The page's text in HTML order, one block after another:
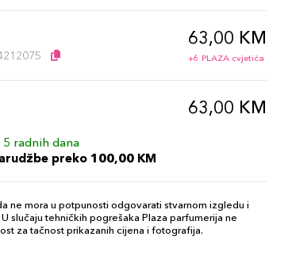
63,00 KM
+6 PLAZA cvjetića
63,00 KM
radnih dana
preko 100,00 KM
ne mora u potpunosti odgovarati stvarnom izgledu i
slučaju tehničkih pogrešaka Plaza parfumerija ne
za tačnost prikazanih cijena i fotografija.